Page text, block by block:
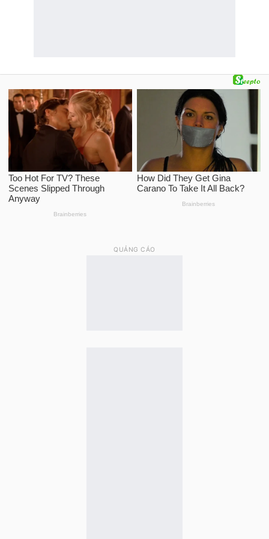
QUẢNG CÁO